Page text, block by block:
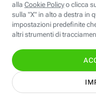
Scopri Fastweb
Chi siamo
Credits e note legali
Fastweb.it